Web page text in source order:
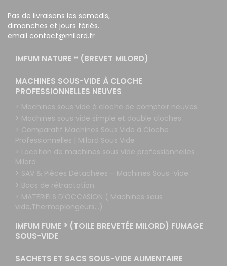
Pas de livraisons les samedis,
dimanches et jours fériés.
email contact@milord.fr
IMFUM NATURE ® (BREVET MILORD)
MACHINES SOUS-VIDE À CLOCHE
PROFESSIONNELLES NEUVES
> Machines sous vide à cloche de comptoir neuves
> Machines sous vide simple et double cloches.
> Comparatif Machines Sous Vide à Cloche
Professionnelles | Milord Sous Vide
> Location de machines sous vide professionnelles
Milord
> SAV & Pièces Détachées – Machines Sous-Vide
> Bacs de rétractation
> MATERIELS D'OCCASION ( Machines sous
vide,Thermoplongeurs...)
IMFUM FUME ® (TOILE BREVETÉE MILORD) FUMAGE
SOUS-VIDE
SACHETS ET SACS SOUS-VIDE ALIMENTAIRE